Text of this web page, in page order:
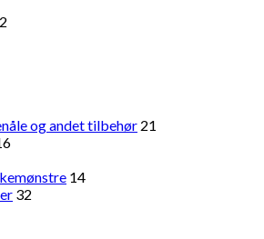
og andet tilbehør 21
14
32